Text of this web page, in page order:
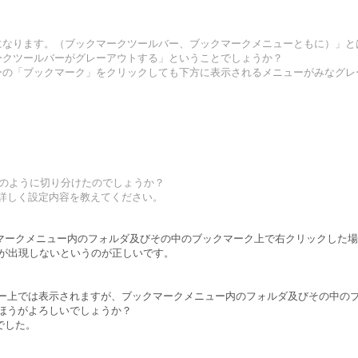
ります。（ブックマークツールバー、ブックマークメニューともに）」と
ツールバーがグレーアウトする」ということでしょうか？
「ブックマーク」をクリックしても下方に表示されるメニューがみなグ
ように切り分けたのでしょうか？
く設定内容を教えてください。
クメニュー内のフォルダ及びその中のブックマーク上で右クリックした
現しないというのが正しいです。
では表示されますが、ブックマークメニュー内のフォルダ及びその中の
うがよろしいでしょうか？
た。